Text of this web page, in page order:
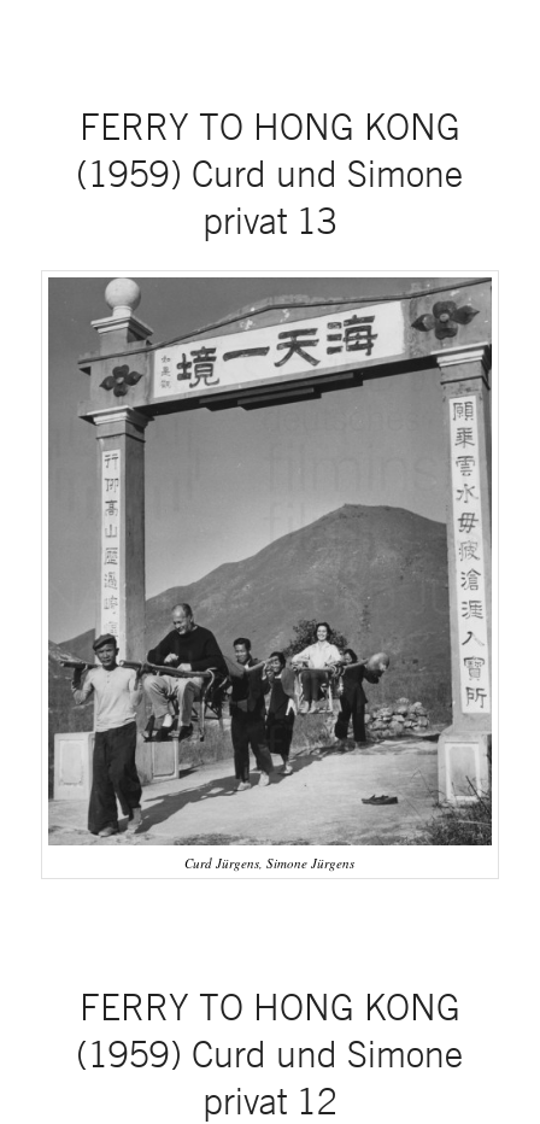
FERRY TO HONG KONG
(1959) Curd und Simone
privat 13
Curd Jürgens, Simone Jürgens
FERRY TO HONG KONG
(1959) Curd und Simone
privat 12